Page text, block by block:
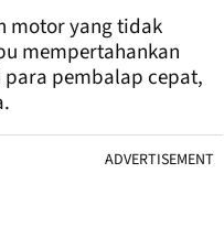
motor yang tidak
mempertahankan
pembalap cepat,
ADVERTISEMENT